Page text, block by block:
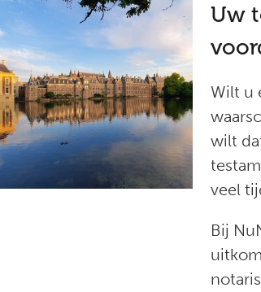
Uw
Wilt u
wilt
veel
Bij